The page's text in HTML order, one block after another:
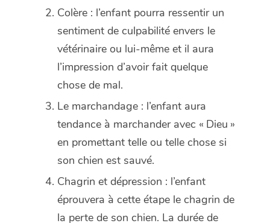
Colère : l’enfant pourra ressentir un
sentiment de culpabilité envers le
vétérinaire ou lui-même et il aura
l’impression d’avoir fait quelque
chose de mal.
Le marchandage : l’enfant aura
tendance à marchander avec « Dieu »
en promettant telle ou telle chose si
son chien est sauvé.
Chagrin et dépression : l’enfant
éprouvera à cette étape le chagrin de
la perte de son chien. La durée de